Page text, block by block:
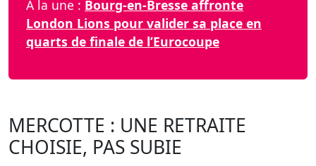
À la une : Bourg-en-Bresse affronte
London Lions pour valider sa place en
quarts de finale de l’Eurocoupe
MERCOTTE : UNE RETRAITE
CHOISIE, PAS SUBIE